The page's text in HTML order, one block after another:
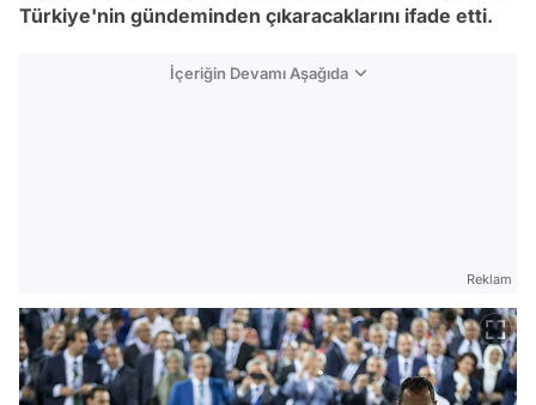
Türkiye'nin gündeminden çıkaracaklarını ifade etti.
İçeriğin Devamı Aşağıda
Reklam